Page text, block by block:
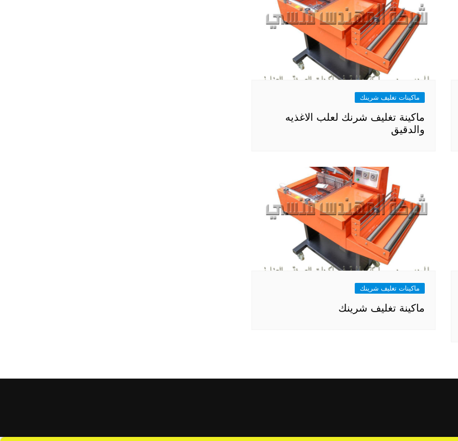
ماكينات تغليف شرينك
ماكينة تغليف شرنك لعلب الاغذيه
والدقيق
ماكينات تغليف شرينك
ماكينة تغليف شرينك